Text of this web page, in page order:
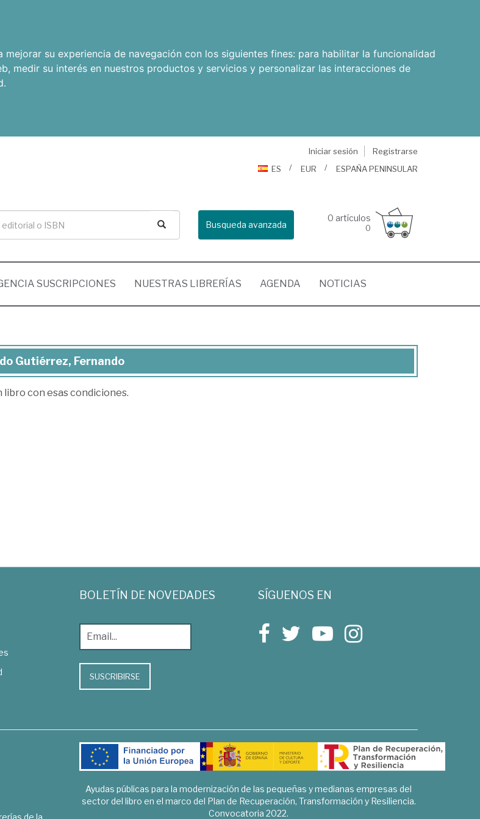
su experiencia de navegación con los siguientes fines: para habilitar la funcionalidad
, medir su interés en nuestros productos y servicios y personalizar las interacciones de
.
Iniciar sesión
Registrarse
ES
EUR ESPAÑA PENINSULAR
Busqueda avanzada
0 artículos
0
SUSCRIPCIONES NUESTRAS LIBRERÍAS AGENDA NOTICIAS
Gutiérrez, Fernando
con esas condiciones.
BOLETÍN DE NOVEDADES
SUSCRIBIRSE
SÍGUENOS EN
Ayudas públicas para la modernización de las pequeñas y medianas empresas del
sector del libro en el marco del Plan de Recuperación, Transformación y Resiliencia.
Convocatoria 2022.